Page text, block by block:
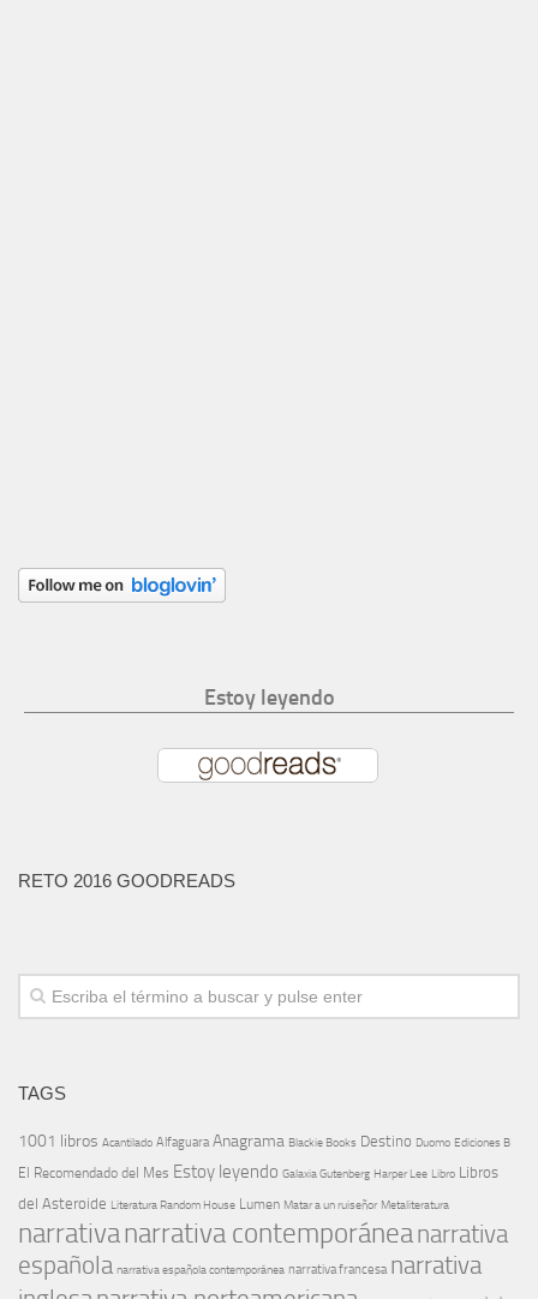
Estoy leyendo
RETO 2016 GOODREADS
TAGS
1001 libros Acantilado Alfaguara Anagrama Blackie Books Destino Duomo Ediciones B
El Recomendado del Mes Estoy leyendo Galaxia Gutenberg Harper Lee Libro Libros
del Asteroide Literatura Random House Lumen Matar a un ruiseñor Metaliteratura
narrativanarrativa contemporáneanarrativa
española narrativa española contemporánea narrativa francesa narrativa